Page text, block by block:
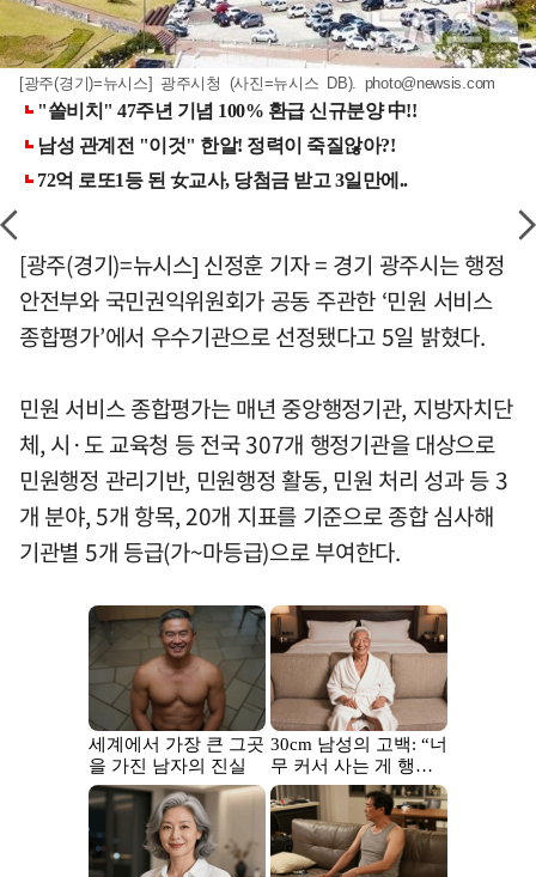
[광주(경기)=뉴시스] 광주시청 (사진=뉴시스 DB). photo@newsis.com
[광주(경기)=뉴시스] 신정훈 기자 = 경기 광주시는 행정
안전부와 국민권익위원회가 공동 주관한 ‘민원 서비스
종합평가’에서 우수기관으로 선정됐다고 5일 밝혔다.
민원 서비스 종합평가는 매년 중앙행정기관, 지방자치단
체, 시·도 교육청 등 전국 307개 행정기관을 대상으로
민원행정 관리기반, 민원행정 활동, 민원 처리 성과 등 3
개 분야, 5개 항목, 20개 지표를 기준으로 종합 심사해
기관별 5개 등급(가~마등급)으로 부여한다.